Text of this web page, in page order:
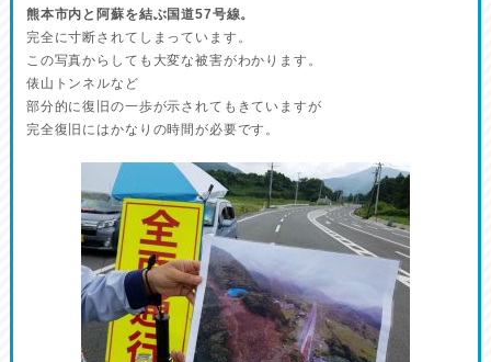
熊本市内と阿蘇を結ぶ国道57号線。
完全に寸断されてしまっています。
この写真からしても大変な被害がわかります。
俵山トンネルなど
部分的に復旧の一歩が示されてもきていますが
完全復旧にはかなりの時間が必要です。